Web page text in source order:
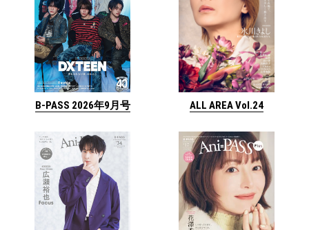
B-PASS 2026年9月号 ALL AREA Vol.24